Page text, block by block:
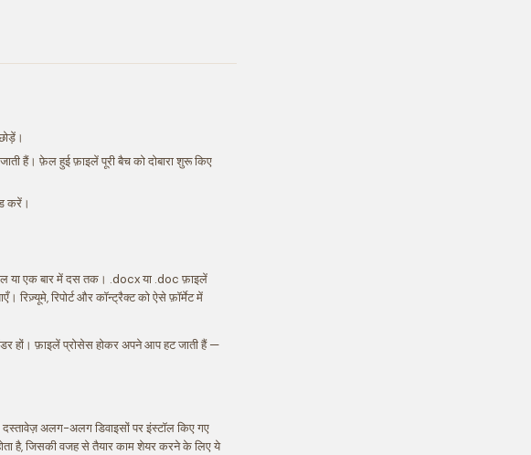
हैं। फ़ेल हुई फ़ाइलें पूरी बैच को दोबारा शुरू किए
करें।
या एक बार में दस तक। .docx या .doc फ़ाइलें
रिपोर्ट और कॉन्ट्रैक्ट को ऐसे फ़ॉर्मेट में
हों। फ़ाइलें प्रोसेस होकर अपने आप हट जाती हैं —
अलग-अलग डिवाइसों पर इंस्टॉल किए गए
है, जिसकी वजह से तैयार काम शेयर करने के लिए ये